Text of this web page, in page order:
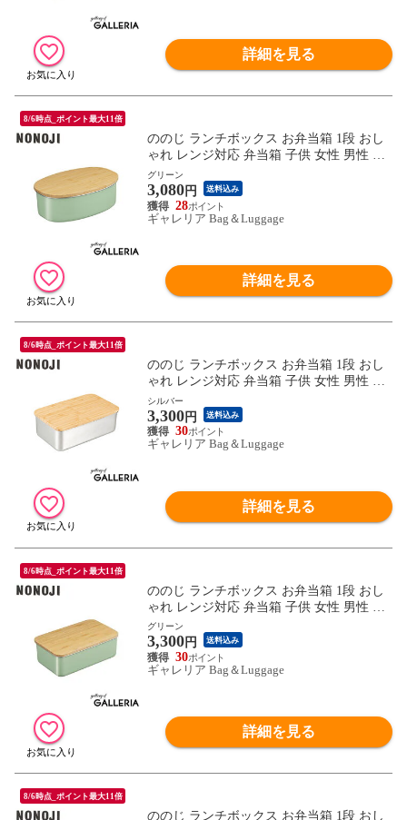
詳細を見る
8/6時点_ポイント最大11倍
ののじ ランチボックス お弁当箱 1段 おし
ゃれ レンジ対応 弁当箱 子供 女性 男性 NO
NOJI 600ml 男子 女子 大人 食洗機 蓋 フタ
天然木 電子レンジ ステンレス ステンレス
ランチボックス オーバル NLD0600
グリーン
3,080円 送料込み
28
ギャレリア Bag＆Luggage
詳細を見る
8/6時点_ポイント最大11倍
ののじ ランチボックス お弁当箱 1段 おし
ゃれ レンジ対応 弁当箱 子供 女性 男性 NO
NOJI 950ml 男子 女子 大人 食洗機 蓋 フタ
天然木 電子レンジ ステンレス ステンレス
ランチボックス レクタングル NLR0950
シルバー
3,300円 送料込み
30
ギャレリア Bag＆Luggage
詳細を見る
8/6時点_ポイント最大11倍
ののじ ランチボックス お弁当箱 1段 おし
ゃれ レンジ対応 弁当箱 子供 女性 男性 NO
NOJI 950ml 男子 女子 大人 食洗機 蓋 フタ
天然木 電子レンジ ステンレス ステンレス
ランチボックス レクタングル NLR0950
グリーン
3,300円 送料込み
30
ギャレリア Bag＆Luggage
詳細を見る
8/6時点_ポイント最大11倍
ののじ ランチボックス お弁当箱 1段 おし